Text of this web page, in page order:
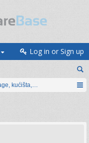
Log in or Sign up
kućišta, periferija